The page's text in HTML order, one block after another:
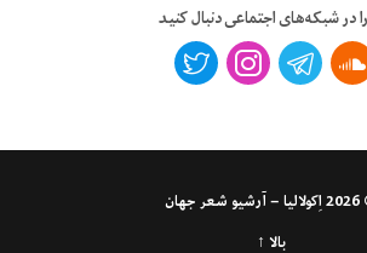
در شبکه‌های اجتماعی دنبال کنید
اِکولالیا – آرشیو شعر جهان
بالا ↑